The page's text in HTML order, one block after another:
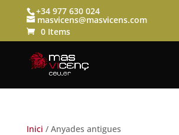
+34 977 630 024
masvicens@masvicens.com
0 Items
Inici / Anyades antigues